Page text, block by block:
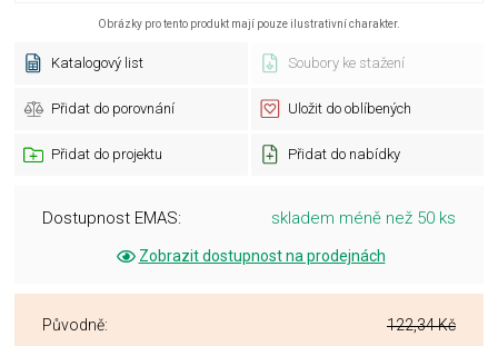
Obrázky pro tento produkt mají pouze ilustrativní charakter.
Katalogový list Soubory ke stažení
Přidat do porovnání Uložit do oblíbených
Přidat do projektu Přidat do nabídky
Dostupnost EMAS: skladem méně než 50 ks
Zobrazit dostupnost na prodejnách
Původně:
122,34 Kč